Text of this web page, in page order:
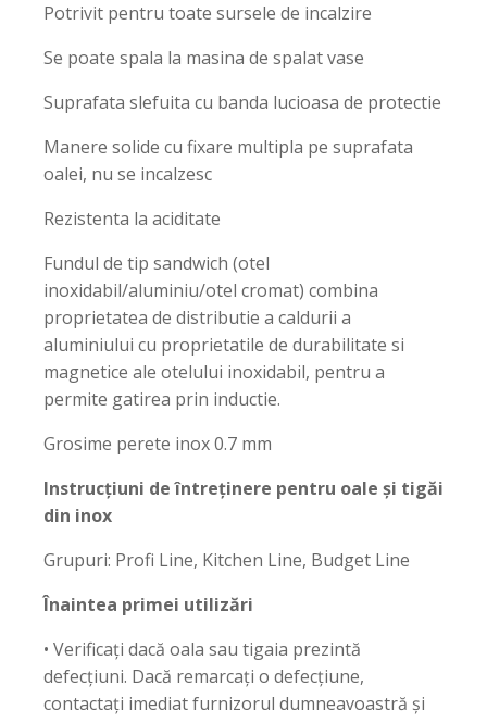
Potrivit pentru toate sursele de incalzire
Se poate spala la masina de spalat vase
Suprafata slefuita cu banda lucioasa de protectie
Manere solide cu fixare multipla pe suprafata
oalei, nu se incalzesc
Rezistenta la aciditate
Fundul de tip sandwich (otel
inoxidabil/aluminiu/otel cromat) combina
proprietatea de distributie a caldurii a
aluminiului cu proprietatile de durabilitate si
magnetice ale otelului inoxidabil, pentru a
permite gatirea prin inductie.
Grosime perete inox 0.7 mm
Instrucțiuni de întreținere pentru oale și tigăi
din inox
Grupuri: Profi Line, Kitchen Line, Budget Line
Înaintea primei utilizări
• Verificați dacă oala sau tigaia prezintă
defecțiuni. Dacă remarcați o defecțiune,
contactați imediat furnizorul dumneavoastră și